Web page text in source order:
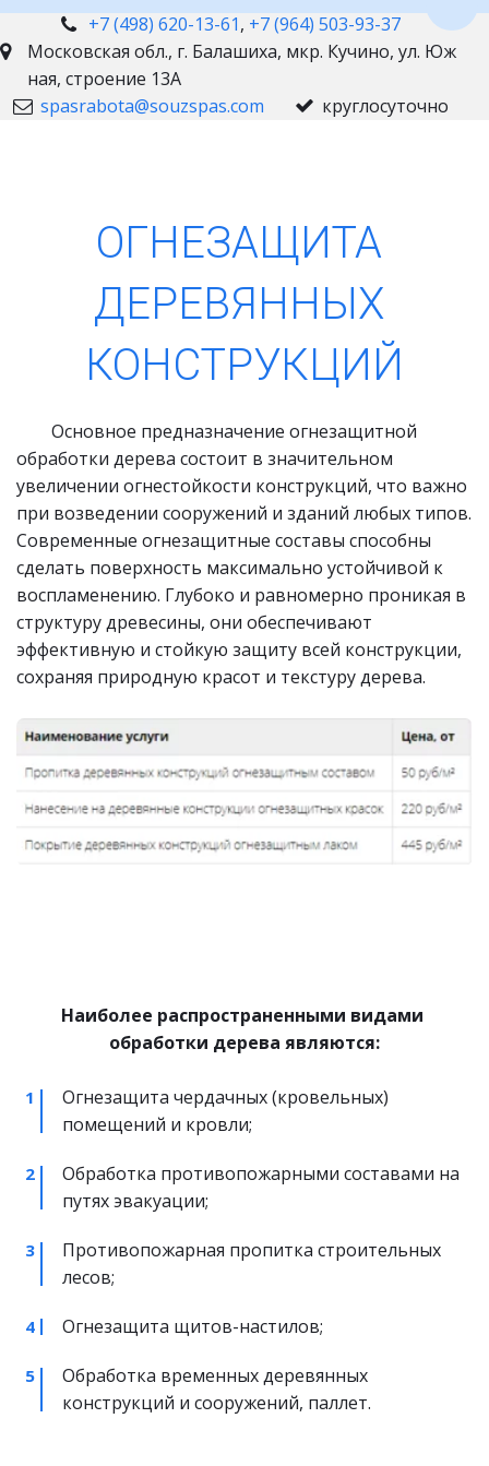
+7 (498) 620-13-61, +7 (964) 503-93-37
Московская обл., г. Балашиха, мкр. Кучино, ул. Юж
ная, строение 13А
spasrabota@souzspas.com
круглосуточно
ОГНЕЗАЩИТА
ДЕРЕВЯННЫХ
КОНСТРУКЦИЙ
обработки дерева состоит в значительном
увеличении огнестойкости конструкций, что важно
при возведении сооружений и зданий любых типов.
Современные огнезащитные составы способны
сделать поверхность максимально устойчивой к
воспламенению. Глубоко и равномерно проникая в
структуру древесины, они обеспечивают
эффективную и стойкую защиту всей конструкции,
сохраняя природную красот и текстуру дерева.
Наиболее распространенными видами
обработки дерева являются:
Огнезащита чердачных (кровельных)
помещений и кровли;
Обработка противопожарными составами на
путях эвакуации;
Противопожарная пропитка строительных
лесов;
Огнезащита щитов-настилов;
Обработка временных деревянных
конструкций и сооружений, паллет.